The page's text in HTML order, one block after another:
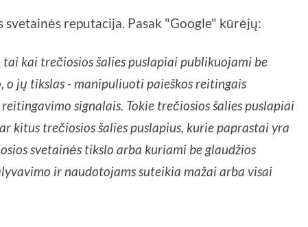
reputacija. Pasak "Google" kūrėjų:
kai trečiosios šalies puslapiai publikuojami be
o jų tikslas - manipuliuoti paieškos reitingais
signalais. Tokie trečiosios šalies puslapiai
kitus trečiosios šalies puslapius, kurie paprastai yra
svetainės tikslo arba kuriami be glaudžios
ir naudotojams suteikia mažai arba visai